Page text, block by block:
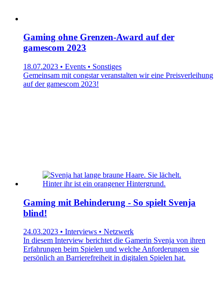
Gaming ohne Grenzen-Award auf der
gamescom 2023
18.07.2023 • Events • Sonstiges
Gemeinsam mit congstar veranstalten wir eine Preisverleihung
auf der gamescom 2023!
Gaming mit Behinderung - So spielt Svenja
blind!
24.03.2023 • Interviews • Netzwerk
In diesem Interview berichtet die Gamerin Svenja von ihren
Erfahrungen beim Spielen und welche Anforderungen sie
persönlich an Barrierefreiheit in digitalen Spielen hat.